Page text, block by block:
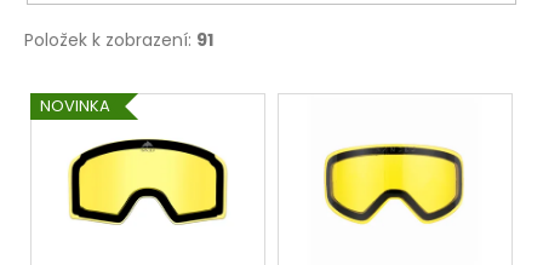
Položek k zobrazení: 91
V
ý
NOVINKA
D
o
o
r